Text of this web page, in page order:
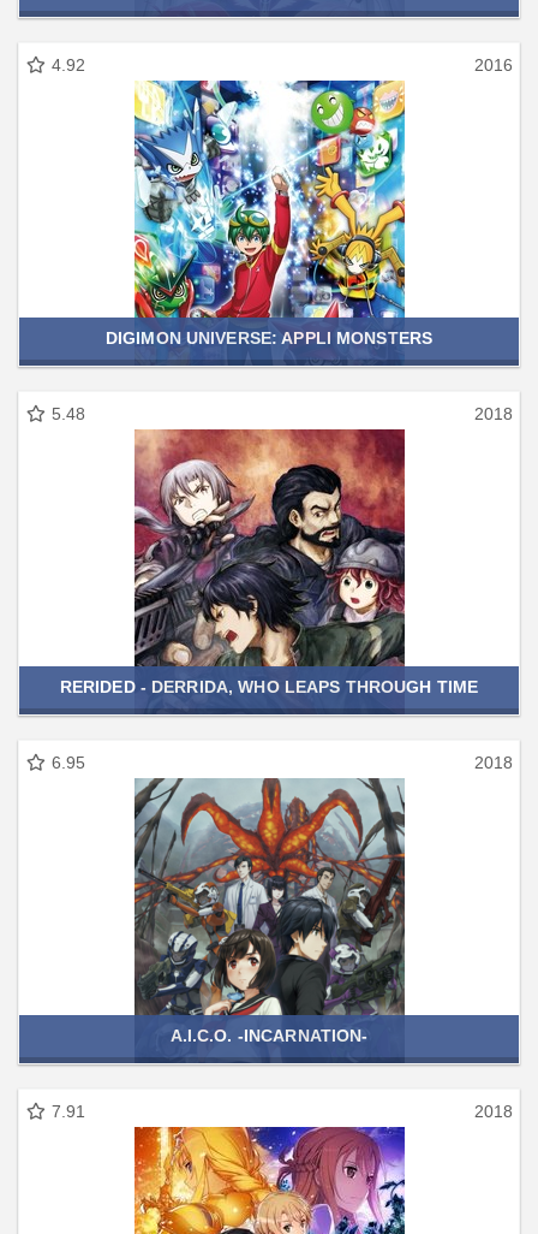
4.92 2016
DIGIMON UNIVERSE: APPLI MONSTERS
5.48 2018
RERIDED - DERRIDA, WHO LEAPS THROUGH TIME
6.95 2018
A.I.C.O. -INCARNATION-
7.91 2018